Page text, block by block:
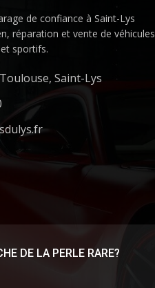
de confiance à Saint-Lys
réparation et vente de véhicules
sportifs.
Saint-Lys
DE LA PERLE RARE?